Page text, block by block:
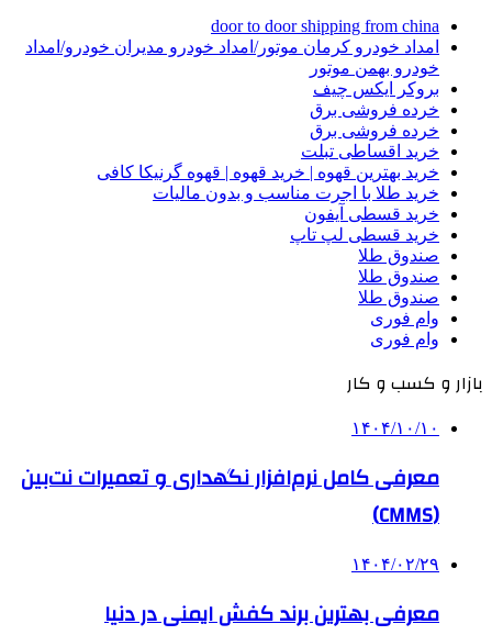
door to door shipping from china
امداد خودرو کرمان موتور/امداد خودرو مدیران خودرو/امداد
خودرو بهمن موتور
بروکر ایکس چیف
خرده فروشی برق
خرده فروشی برق
خرید اقساطی تبلت
خرید بهترین قهوه | خرید قهوه | قهوه گرنیکا کافی
خرید طلا با اجرت مناسب و بدون مالیات
خرید قسطی آیفون
خرید قسطی لپ تاپ
صندوق طلا
صندوق طلا
صندوق طلا
وام فوری
وام فوری
بازار و کسب و کار
۱۴۰۴/۱۰/۱۰
معرفی کامل نرم‌افزار نگهداری و تعمیرات نت‌بین
(CMMS)
۱۴۰۴/۰۲/۲۹
معرفی بهترین برند کفش ایمنی در دنیا